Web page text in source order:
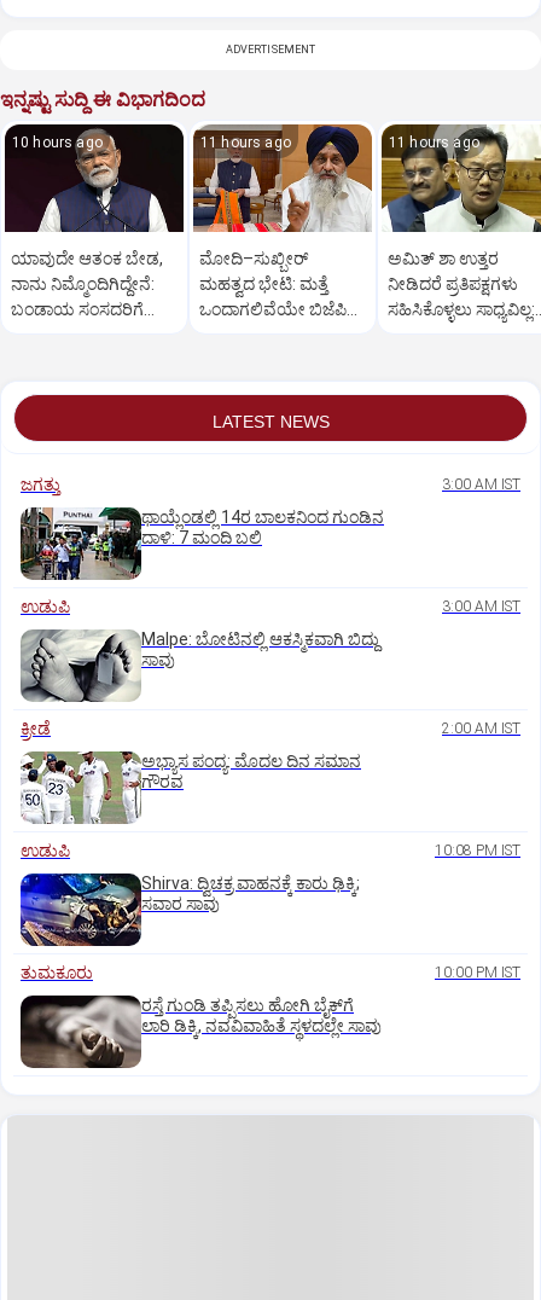
ADVERTISEMENT
ಇನ್ನಷ್ಟು ಸುದ್ದಿ ಈ ವಿಭಾಗದಿಂದ
10 hours ago
ಯಾವುದೇ ಆತಂಕ ಬೇಡ,
ನಾನು ನಿಮ್ಮೊಂದಿಗಿದ್ದೇನೆ:
ಬಂಡಾಯ ಸಂಸದರಿಗೆ
11 hours ago
ಮೋದಿ–ಸುಖ್ಬೀರ್
ಮಹತ್ವದ ಭೇಟಿ: ಮತ್ತೆ
ಒಂದಾಗಲಿವೆಯೇ ಬಿಜೆಪಿ–
11 hours ago
ಅಮಿತ್ ಶಾ ಉತ್ತರ
ನೀಡಿದರೆ ಪ್ರತಿಪಕ್ಷಗಳು
ಸಹಿಸಿಕೊಳ್ಳಲು ಸಾಧ್ಯವಿಲ್ಲ:
LATEST NEWS
ಜಗತ್ತು 3:00 AM IST
ಥಾಯ್ಲೆಂಡಲ್ಲಿ 14ರ ಬಾಲಕನಿಂದ ಗುಂಡಿನ
ದಾಳಿ: 7 ಮಂದಿ ಬಲಿ
ಉಡುಪಿ 3:00 AM IST
Malpe: ಬೋಟಿನಲ್ಲಿ ಆಕಸ್ಮಿಕವಾಗಿ ಬಿದ್ದು
ಸಾವು
ಕ್ರೀಡೆ 2:00 AM IST
ಅಭ್ಯಾಸ ಪಂದ್ಯ: ಮೊದಲ ದಿನ ಸಮಾನ
ಗೌರವ
ಉಡುಪಿ 10:08 PM IST
Shirva: ದ್ವಿಚಕ್ರ ವಾಹನಕ್ಕೆ ಕಾರು ಢಿಕ್ಕಿ;
ಸವಾರ ಸಾವು
ತುಮಕೂರು 10:00 PM IST
ರಸ್ತೆ ಗುಂಡಿ ತಪ್ಪಿಸಲು ಹೋಗಿ ಬೈಕ್‌ಗೆ
ಲಾರಿ ಡಿಕ್ಕಿ, ನವವಿವಾಹಿತೆ ಸ್ಥಳದಲ್ಲೇ ಸಾವು